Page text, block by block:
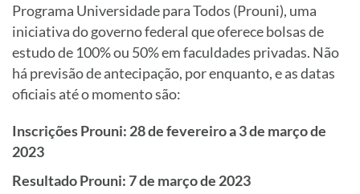
Programa Universidade para Todos (Prouni), uma
iniciativa do governo federal que oferece bolsas de
estudo de 100% ou 50% em faculdades privadas. Não
há previsão de antecipação, por enquanto, e as datas
oficiais até o momento são:
Inscrições Prouni: 28 de fevereiro a 3 de março de
2023
Resultado Prouni: 7 de março de 2023